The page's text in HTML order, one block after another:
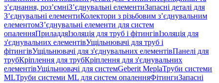
з’єднання, роз’ємніЗ’єднувальні елементиЗапасні деталі для
З’єднувальні елементиКолектори з різьбовим з’єднувальним
елементомЗ’єднувальні елементи для систем
опаленняПриладдяІзоляція для труб і фітингівІзоляція для
з'єднувальних елементівУщільнювачі для труб і
фітингівУщільнювачі для з'єднувальних елементівПанелі для
трубКріплення для трубКріплення для з'єднувальних
елементівУщільнювачі для системGeberit MeplaТруби системи
MLТруби системи ML для систем опаленняФітингиЗапасні